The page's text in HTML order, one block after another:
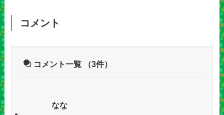
コメント
コメント一覧 （3件）
なな